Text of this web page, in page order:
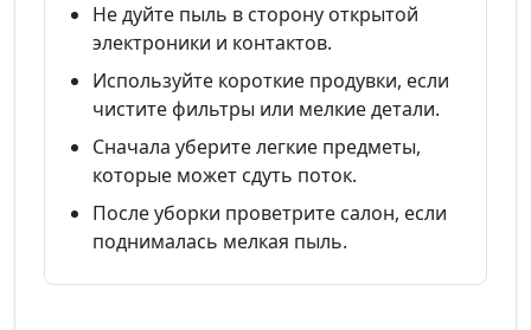
Не дуйте пыль в сторону открытой
электроники и контактов.
Используйте короткие продувки, если
чистите фильтры или мелкие детали.
Сначала уберите легкие предметы,
которые может сдуть поток.
После уборки проветрите салон, если
поднималась мелкая пыль.